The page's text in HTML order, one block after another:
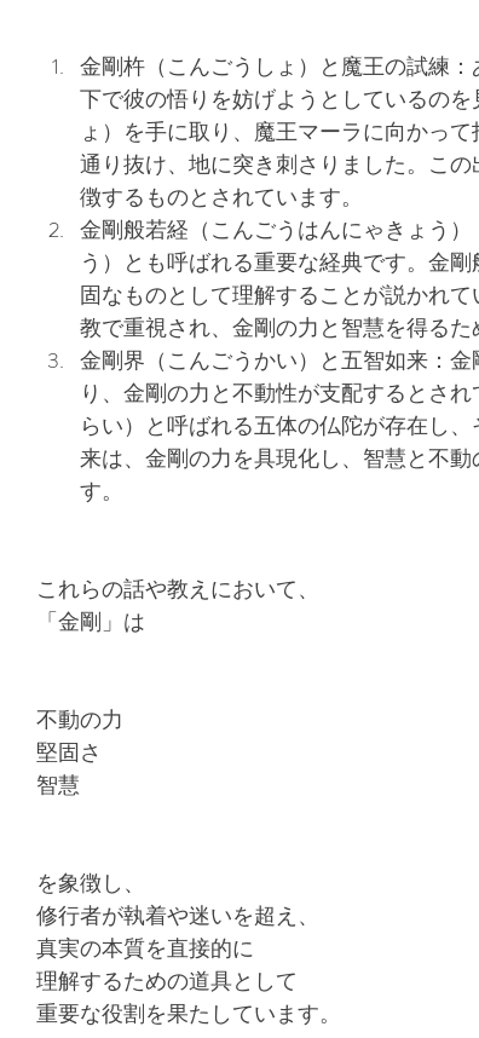
金剛杵（こんごうしょ）と魔王の試練
下で彼の悟りを妨げようとしているの
ょ）を手に取り、魔王マーラに向かっ
通り抜け、地に突き刺さりました。こ
徴するものとされています。
金剛般若経（こんごうはんにゃきょう
う）とも呼ばれる重要な経典です。金
固なものとして理解することが説かれ
教で重視され、金剛の力と智慧を得るた
金剛界（こんごうかい）と五智如来：
り、金剛の力と不動性が支配するとさ
らい）と呼ばれる五体の仏陀が存在し
来は、金剛の力を具現化し、智慧と不
す。
これらの話や教えにおいて、
「金剛」は
不動の力
堅固さ
智慧
を象徴し、
修行者が執着や迷いを超え、
真実の本質を直接的に
理解するための道具として
重要な役割を果たしています。